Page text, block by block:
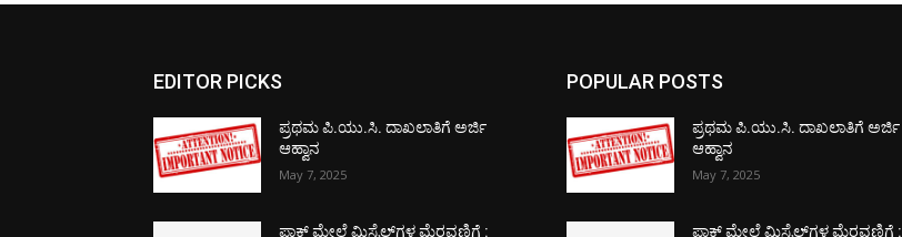
EDITOR PICKS
ಪ್ರಥಮ ಪಿ.ಯು.ಸಿ. ದಾಖಲಾತಿಗೆ ಅರ್ಜಿ
ಆಹ್ವಾನ
May 7, 2025
ಪಾಕ್​ ಮೇಲೆ ಮಿಸೈಲ್​ಗಳ ಮೆರವಣಿಗೆ :
POPULAR POSTS
ಪ್ರಥಮ ಪಿ.ಯು.ಸಿ. ದಾಖಲಾತಿಗೆ ಅರ್ಜಿ
ಆಹ್ವಾನ
May 7, 2025
ಪಾಕ್​ ಮೇಲೆ ಮಿಸೈಲ್​ಗಳ ಮೆರವಣಿಗೆ :